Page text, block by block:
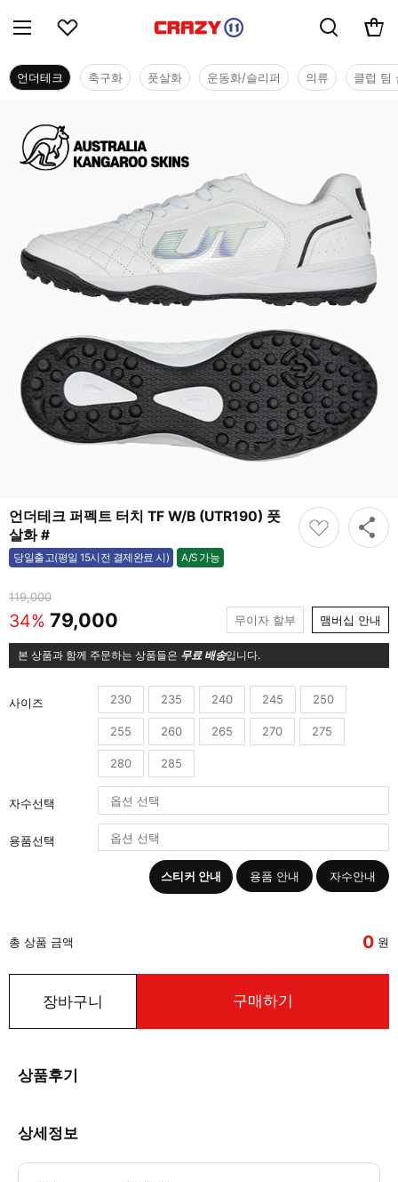
언더테크 축구화 풋살화 운동화/슬리퍼 의류 클럽 팀
언더테크 퍼펙트 터치 TF W/B (UTR190) 풋
살화 #
당일출고(평일 15시전 결제완료 시) A/S 가능
가능
119,000
34% 79,000 무이자 할부 맴버십 안내
본 상품과 함께 주문하는 상품들은 무료 배송입니다.
사이즈 230 235 240 245 250
255 260 265 270 275
280 285
자수선택
용품선택
스티커 안내 용품 안내 자수안내
총 상품 금액 0 원
장바구니 구매하기
상품후기
상세정보